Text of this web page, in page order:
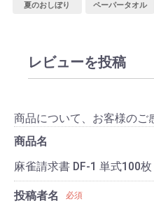
夏のおしぼり ペーパータオル
レビューを投稿
商品について、お客様のご
商品名
麻雀請求書 DF-1 単式100
投稿者名 必須